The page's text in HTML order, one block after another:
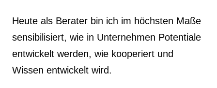
Heute als Berater bin ich im höchsten Maße
sensibilisiert, wie in Unternehmen Potentiale
entwickelt werden, wie kooperiert und
Wissen entwickelt wird.